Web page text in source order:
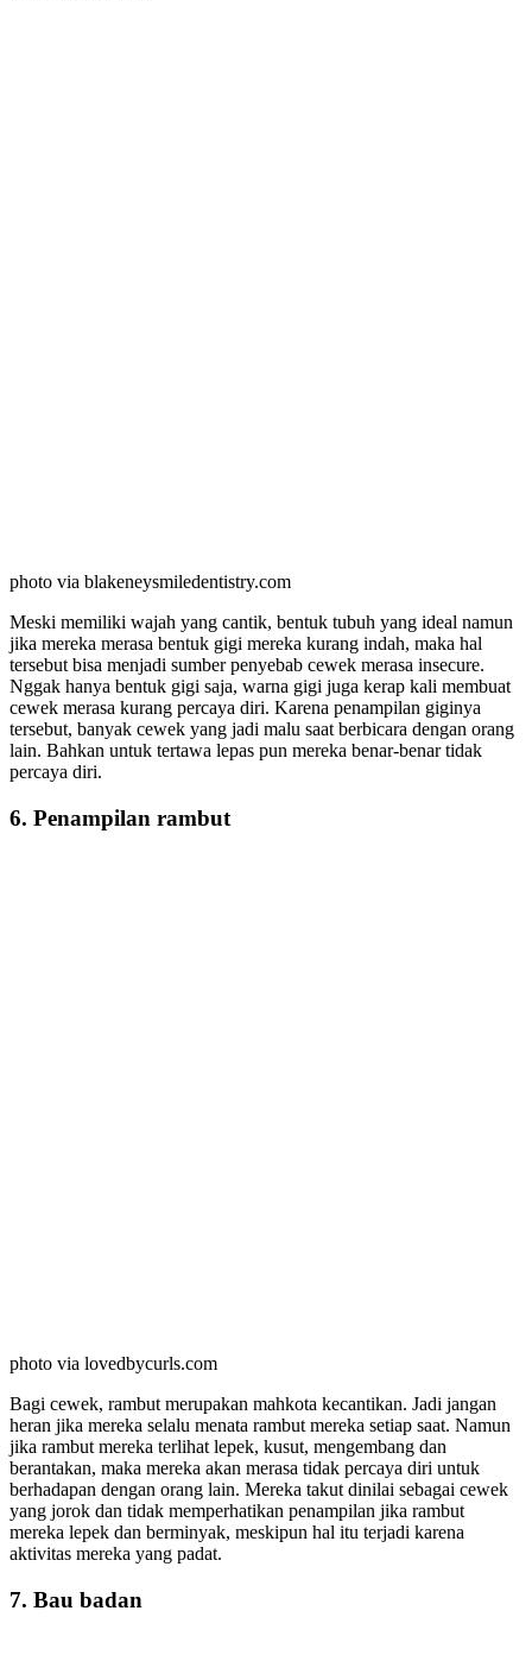
photo via blakeneysmiledentistry.com
Meski memiliki wajah yang cantik, bentuk tubuh yang ideal namun
jika mereka merasa bentuk gigi mereka kurang indah, maka hal
tersebut bisa menjadi sumber penyebab cewek merasa insecure.
Nggak hanya bentuk gigi saja, warna gigi juga kerap kali membuat
cewek merasa kurang percaya diri. Karena penampilan giginya
tersebut, banyak cewek yang jadi malu saat berbicara dengan orang
lain. Bahkan untuk tertawa lepas pun mereka benar-benar tidak
percaya diri.
6. Penampilan rambut
photo via lovedbycurls.com
Bagi cewek, rambut merupakan mahkota kecantikan. Jadi jangan
heran jika mereka selalu menata rambut mereka setiap saat. Namun
jika rambut mereka terlihat lepek, kusut, mengembang dan
berantakan, maka mereka akan merasa tidak percaya diri untuk
berhadapan dengan orang lain. Mereka takut dinilai sebagai cewek
yang jorok dan tidak memperhatikan penampilan jika rambut
mereka lepek dan berminyak, meskipun hal itu terjadi karena
aktivitas mereka yang padat.
7. Bau badan